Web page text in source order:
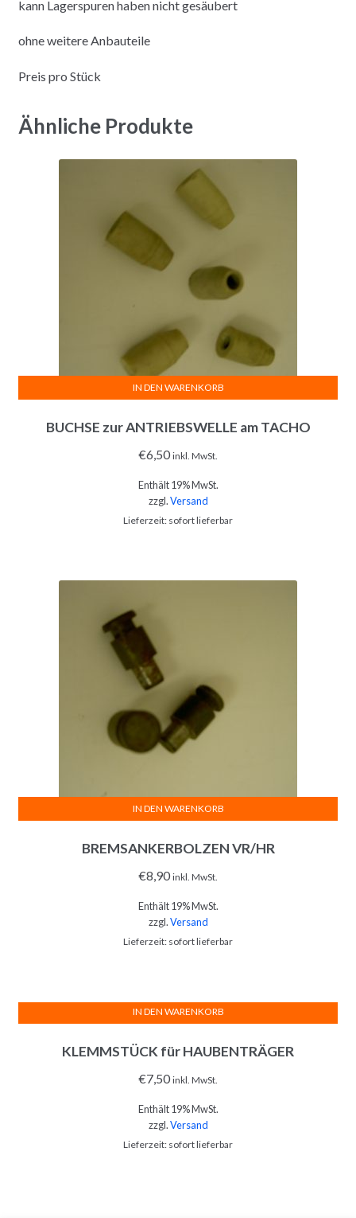
kann Lagerspuren haben nicht gesäubert
ohne weitere Anbauteile
Preis pro Stück
Ähnliche Produkte
BUCHSE zur ANTRIEBSWELLE am TACHO
€6,50 inkl. MwSt.
Enthält 19% MwSt.
zzgl.Versand
Lieferzeit: sofort lieferbar
IN DEN WARENKORB
BREMSANKERBOLZEN VR/HR
€8,90 inkl. MwSt.
Enthält 19% MwSt.
zzgl.Versand
Lieferzeit: sofort lieferbar
IN DEN WARENKORB
KLEMMSTÜCK für HAUBENTRÄGER
€7,50 inkl. MwSt.
Enthält 19% MwSt.
zzgl.Versand
Lieferzeit: sofort lieferbar
IN DEN WARENKORB